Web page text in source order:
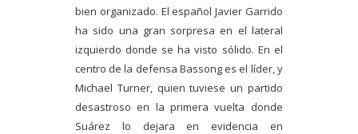
bien organizado. El español Javier Garrido
ha sido una gran sorpresa en el lateral
izquierdo donde se ha visto sólido. En el
centro de la defensa Bassong es el líder, y
Michael Turner, quien tuviese un partido
desastroso en la primera vuelta donde
Suárez lo dejara en evidencia en